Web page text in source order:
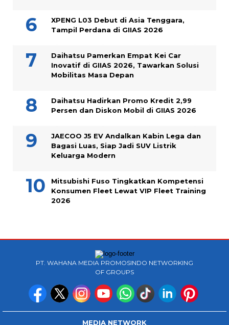
XPENG L03 Debut di Asia Tenggara,
Tampil Perdana di GIIAS 2026
Daihatsu Pamerkan Empat Kei Car
Inovatif di GIIAS 2026, Tawarkan Solusi
Mobilitas Masa Depan
Daihatsu Hadirkan Promo Kredit 2,99
Persen dan Diskon Mobil di GIIAS 2026
JAECOO J5 EV Andalkan Kabin Lega dan
Bagasi Luas, Siap Jadi SUV Listrik
Keluarga Modern
Mitsubishi Fuso Tingkatkan Kompetensi
Konsumen Fleet Lewat VIP Fleet Training
2026
PT. WAHANA MEDIA PROMOSINDO NETWORKING
OF GROUPS
MEDIA NETWORK